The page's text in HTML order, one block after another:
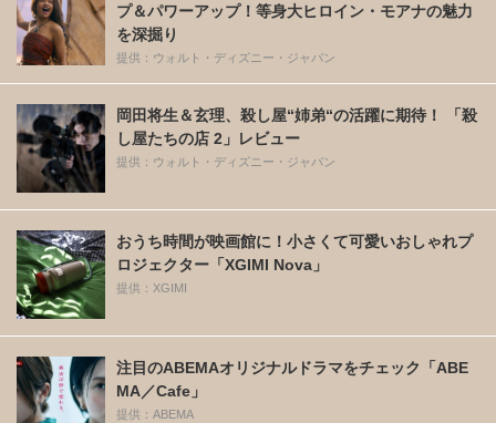
プ＆パワーアップ！等身大ヒロイン・モアナの魅力
を深掘り
提供：ウォルト・ディズニー・ジャパン
岡田将生＆玄理、殺し屋“姉弟“の活躍に期待！ 「殺
し屋たちの店 2」レビュー
提供：ウォルト・ディズニー・ジャパン
おうち時間が映画館に！小さくて可愛いおしゃれプ
ロジェクター「XGIMI Nova」
提供：XGIMI
注目のABEMAオリジナルドラマをチェック「ABE
MA／Cafe」
提供：ABEMA